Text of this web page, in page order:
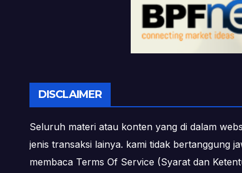
DISCLAIMER
Seluruh materi atau konten yang di dalam
jenis transaksi lainya. kami tidak bertanggung
membaca Terms Of Service (Syarat dan